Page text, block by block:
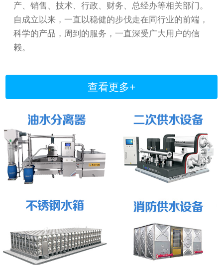
产、销售、技术、行政、财务、总经办等相关部门。
自成立以来，一直以稳健的步伐走在同行业的前端，
科学的产品，周到的服务，一直深受广大用户的信
赖。
查看更多+